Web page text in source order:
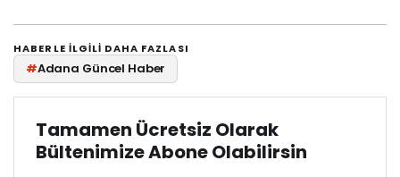
HABERLE ILGILI DAHA FAZLASI
#Adana Güncel Haber
Tamamen Ücretsiz Olarak
Bültenimize Abone Olabilirsin